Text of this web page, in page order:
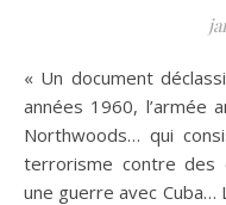
« Un document
années 1960, l’armée
Northwoods… qui
terrorisme contre des
une guerre avec Cuba…